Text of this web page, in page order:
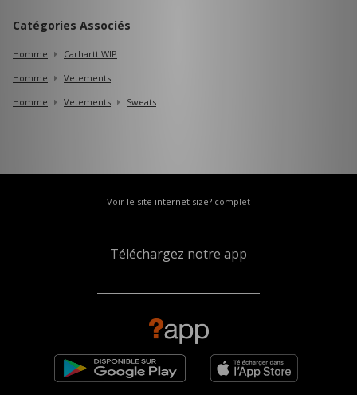
Catégories Associés
Homme
Carhartt WIP
Homme
Vetements
Homme
Vetements Sweats
Voir le site internet size? complet
Téléchargez notre app